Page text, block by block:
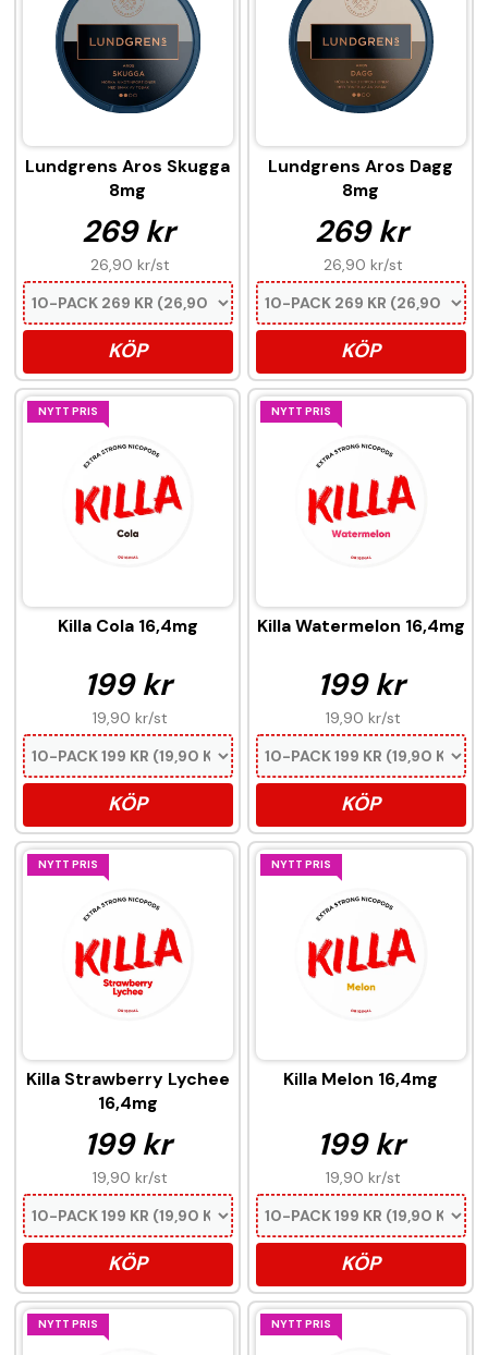
Lundgrens Aros Skugga
8mg
269 kr
26,90 kr/st
KÖP
Lundgrens Aros Dagg
8mg
269 kr
26,90 kr/st
KÖP
NYTT PRIS
Killa Cola 16,4mg
199 kr
19,90 kr/st
KÖP
NYTT PRIS
Killa Watermelon 16,4mg
199 kr
19,90 kr/st
KÖP
NYTT PRIS
Killa Strawberry Lychee
16,4mg
199 kr
19,90 kr/st
KÖP
NYTT PRIS
Killa Melon 16,4mg
199 kr
19,90 kr/st
KÖP
NYTT PRIS NYTT PRIS